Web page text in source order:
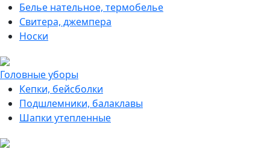
Белье нательное, термобелье
Свитера, джемпера
Носки
Головные уборы
Кепки, бейсболки
Подшлемники, балаклавы
Шапки утепленные